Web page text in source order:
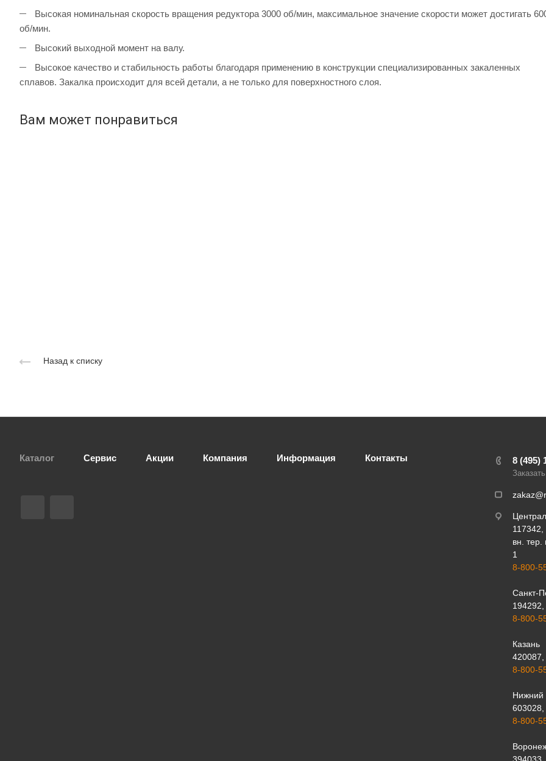
Высокая номинальная скорость вращения редуктора 3000 об/мин, максимальное значение скорости может достигать
об/мин.
Высокий выходной момент на валу.
Высокое качество и стабильность работы благодаря применению в конструкции специализированных закаленных
сплавов. Закалка происходит для всей детали, а не только для поверхностного слоя.
Вам может понравиться
Назад к списку
Каталог Сервис Акции Компания Информация Контакты 8 (495)
117342,
вн.
1
8-800-
Санкт-
194292,
8-800-
Казань
420087,
8-800-
Нижний
603028,
8-800-